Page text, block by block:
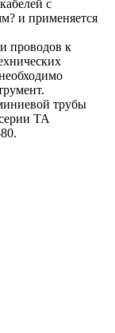
с
и применяется
проводов к
трубы
ТА